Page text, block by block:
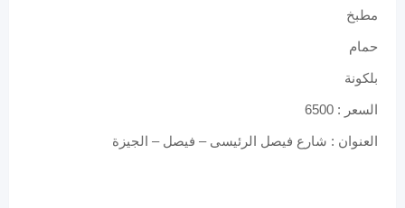
مطبخ
حمام
بلكونة
السعر : 6500
العنوان : شارع فيصل الرئيسى – فيصل – الجيزة